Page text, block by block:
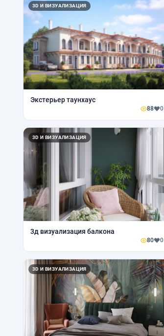
3D И ВИЗУАЛИЗАЦИЯ
Экстерьер таунхаус
88 0
3D И ВИЗУАЛИЗАЦИЯ
3д визуализация балкона
80 0
3D И ВИЗУАЛИЗАЦИЯ